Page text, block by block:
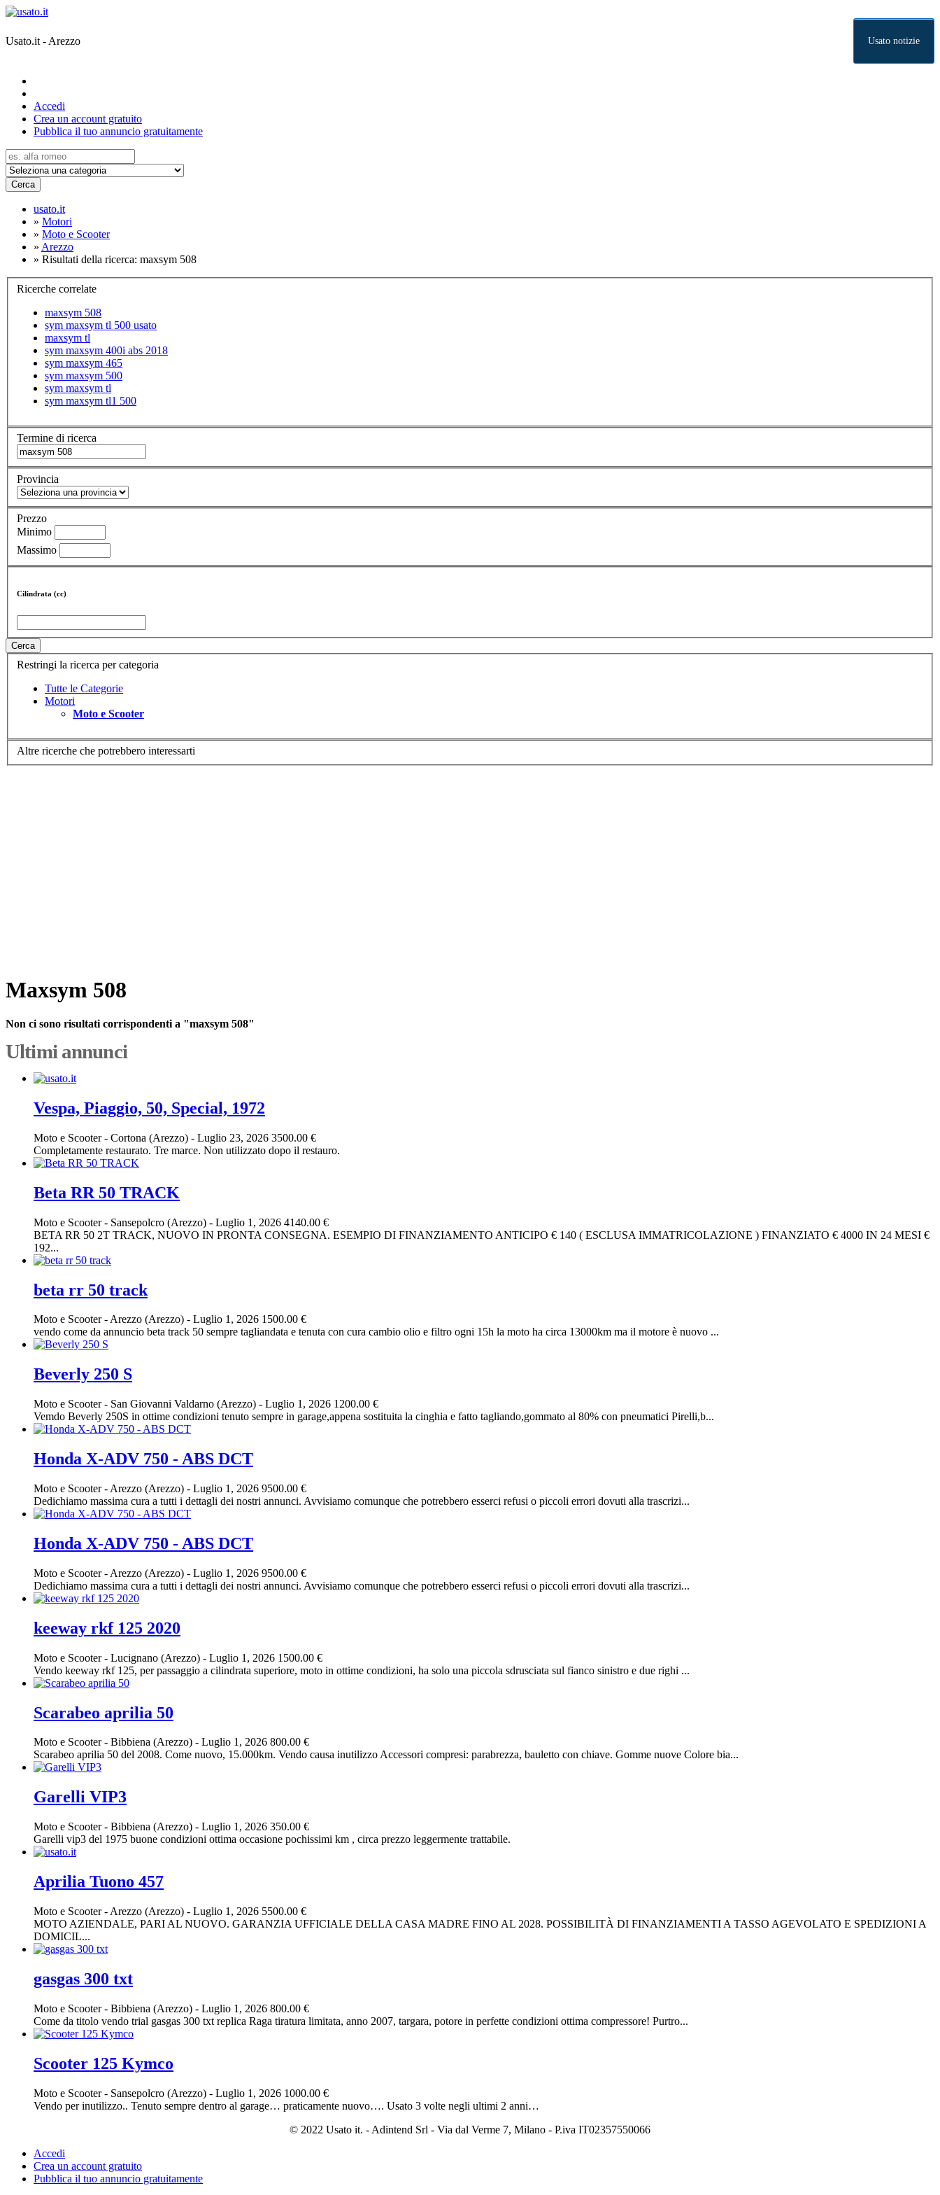
Usato.it - Arezzo Usato notizie
Accedi
Crea un account gratuito
Pubblica il tuo annuncio gratuitamente
Cerca
usato.it
» Motori
» Moto e Scooter
» Arezzo
» Risultati della ricerca: maxsym 508
Ricerche correlate
maxsym 508
sym maxsym tl 500 usato
maxsym tl
sym maxsym 400i abs 2018
sym maxsym 465
sym maxsym 500
sym maxsym tl
sym maxsym tl1 500
Termine di ricerca
Provincia
Prezzo
Minimo
Massimo
Cilindrata (cc)
Cerca
Restringi la ricerca per categoria
Tutte le Categorie
Motori
Moto e Scooter
Altre ricerche che potrebbero interessarti
Maxsym 508
Non ci sono risultati corrispondenti a "maxsym 508"
Ultimi annunci
Vespa, Piaggio, 50, Special, 1972
Moto e Scooter- Cortona (Arezzo) - Luglio 23, 2026 3500.00 €
Completamente restaurato. Tre marce. Non utilizzato dopo il restauro.
Beta RR 50 TRACK
Moto e Scooter- Sansepolcro (Arezzo) - Luglio 1, 2026 4140.00 €
BETA RR 50 2T TRACK, NUOVO IN PRONTA CONSEGNA. ESEMPIO DI FINANZIAMENTO ANTICIPO € 140 ( ESCLUSA IMMATRICOLAZIONE ) FINANZIATO € 4000 IN 24 MESI €
192...
beta rr 50 track
Moto e Scooter-Arezzo (Arezzo) - Luglio 1, 2026 1500.00 €
vendo come da annuncio beta track 50 sempre tagliandata e tenuta con cura cambio olio e filtro ogni 15h la moto ha circa 13000km ma il motore è nuovo ...
Beverly 250 S
Moto e Scooter- San Giovanni Valdarno (Arezzo) - Luglio 1, 2026 1200.00 €
Vemdo Beverly 250S in ottime condizioni tenuto sempre in garage,appena sostituita la cinghia e fatto tagliando,gommato al 80% con pneumatici Pirelli,b...
Honda X-ADV 750 - ABS DCT
Moto e Scooter- Arezzo (Arezzo) - Luglio 1, 2026 9500.00 €
Dedichiamo massima cura a tutti i dettagli dei nostri annunci. Avvisiamo comunque che potrebbero esserci refusi o piccoli errori dovuti alla trascrizi...
Honda X-ADV 750 - ABS DCT
Moto e Scooter- Arezzo (Arezzo) - Luglio 1, 2026 9500.00 €
Dedichiamo massima cura a tutti i dettagli dei nostri annunci. Avvisiamo comunque che potrebbero esserci refusi o piccoli errori dovuti alla trascrizi...
keeway rkf 125 2020
Moto e Scooter- Lucignano (Arezzo) - Luglio 1, 2026 1500.00 €
Vendo keeway rkf 125, per passaggio a cilindrata superiore, moto in ottime condizioni, ha solo una piccola sdrusciata sul fianco sinistro e due righi ...
Scarabeo aprilia 50
Moto e Scooter- Bibbiena (Arezzo) - Luglio 1, 2026 800.00 €
Scarabeo aprilia 50 del 2008. Come nuovo, 15.000km. Vendo causa inutilizzo Accessori compresi: parabrezza, bauletto con chiave. Gomme nuove Colore bia...
Garelli VIP3
Moto e Scooter- Bibbiena (Arezzo) - Luglio 1, 2026 350.00 €
Garelli vip3 del 1975 buone condizioni ottima occasione pochissimi km , circa prezzo leggermente trattabile.
Aprilia Tuono 457
Moto e Scooter- Arezzo (Arezzo) - Luglio 1, 2026 5500.00 €
MOTO AZIENDALE, PARI AL NUOVO. GARANZIA UFFICIALE DELLA CASA MADRE FINO AL 2028. POSSIBILITÀ DI FINANZIAMENTI A TASSO AGEVOLATO E SPEDIZIONI A
DOMICIL...
gasgas 300 txt
Moto e Scooter- Bibbiena (Arezzo) - Luglio 1, 2026 800.00 €
Come da titolo vendo trial gasgas 300 txt replica Raga tiratura limitata, anno 2007, targara, potore in perfette condizioni ottima compressore! Purtro...
Scooter 125 Kymco
Moto e Scooter- Sansepolcro (Arezzo) - Luglio 1, 2026 1000.00 €
Vendo per inutilizzo.. Tenuto sempre dentro al garage… praticamente nuovo…. Usato 3 volte negli ultimi 2 anni…
© 2022 Usato it. - Adintend Srl - Via dal Verme 7, Milano - P.iva IT02357550066
Accedi
Crea un account gratuito
Pubblica il tuo annuncio gratuitamente